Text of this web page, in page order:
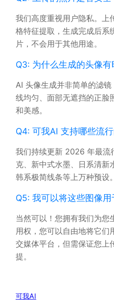
我们高度重视用户隐私。上
格特征提取，生成完成后系
片，不会用于其他用途。
Q3: 为什么生成的头像有
AI 头像生成并非简单的滤
线均匀、面部无遮挡的正脸
和美感。
Q4: 可我AI 支持哪些流
我们持续更新 2026 年最流
克、新中式水墨、日系清新
韩系极简线条等上万种预设。
Q5: 我可以将这些图像用
当然可以！您拥有我们为您
用权，您可以自由地将它们
交媒体平台，但需保证您上
提。
可我AI